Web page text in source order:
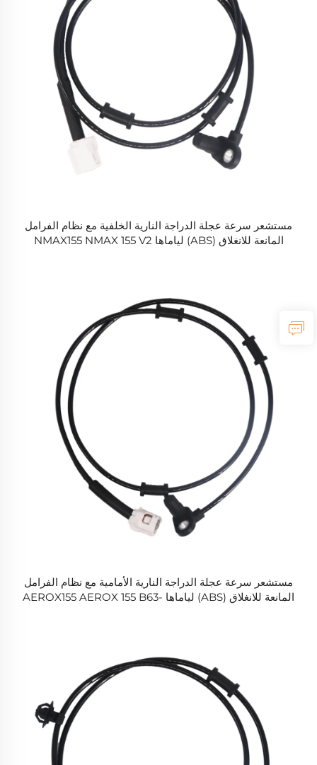
مستشعر سرعة عجلة الدراجة النارية الخلفية مع نظام الفرامل
المانعة للانغلاق (ABS) لياماها NMAX155 NMAX 155 V2
مستشعر سرعة عجلة الدراجة النارية الأمامية مع نظام الفرامل
المانعة للانغلاق (ABS) لياماها AEROX155 AEROX 155 B63-